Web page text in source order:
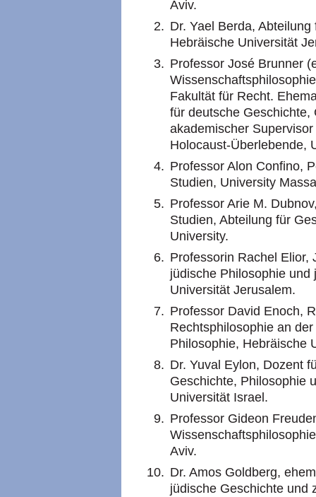
Aviv.
Dr. Yael Berda,
Hebräische Universität
Professor José Brunner
Fakultät für Recht.
für deutsche Geschichte,
akademischer
Holocaust-Überlebende,
Professor Alon Confino,
Studien, University
Professor Arie M.
Studien, Abteilung für
University.
Professorin Rachel Elior,
jüdische Philosophie
Universität Jerusalem.
Professor David Enoch,
Rechtsphilosophie an
Philosophie, Hebräische
Dr. Yuval Eylon, Dozent
Geschichte, Philosophie
Universität Israel.
Professor Gideon
Aviv.
Dr. Amos Goldberg,
jüdische Geschichte und